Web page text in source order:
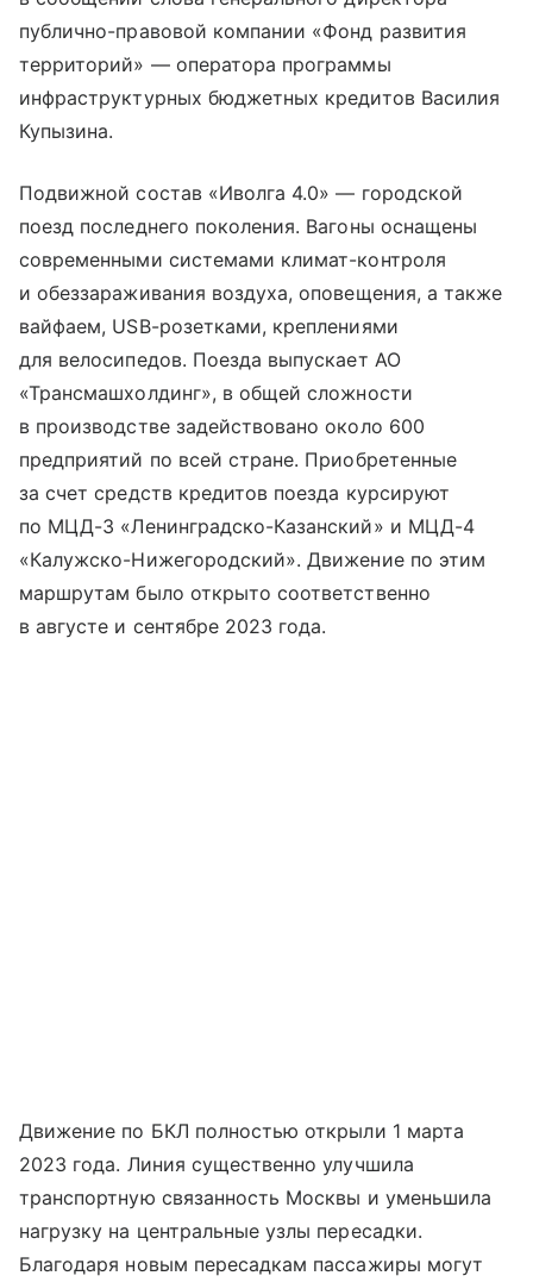
публично-правовой компании «Фонд развития
территорий» — оператора программы
инфраструктурных бюджетных кредитов Василия
Купызина.
Подвижной состав «Иволга 4.0» — городской
поезд последнего поколения. Вагоны оснащены
современными системами климат-контроля
и обеззараживания воздуха, оповещения, а также
вайфаем, USВ-розетками, креплениями
для велосипедов. Поезда выпускает АО
«Трансмашхолдинг», в общей сложности
в производстве задействовано около 600
предприятий по всей стране. Приобретенные
за счет средств кредитов поезда курсируют
по МЦД-3 «Ленинградско-Казанский» и МЦД-4
«Калужско-Нижегородский». Движение по этим
маршрутам было открыто соответственно
в августе и сентябре 2023 года.
Движение по БКЛ полностью открыли 1 марта
2023 года. Линия существенно улучшила
транспортную связанность Москвы и уменьшила
нагрузку на центральные узлы пересадки.
Благодаря новым пересадкам пассажиры могут